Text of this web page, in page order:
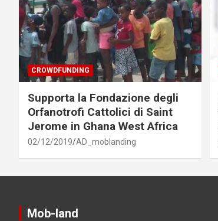
CROWDFUNDING
Supporta la Fondazione degli
Orfanotrofi Cattolici di Saint
Jerome in Ghana West Africa
02/12/2019 AD_moblanding
Mob-land